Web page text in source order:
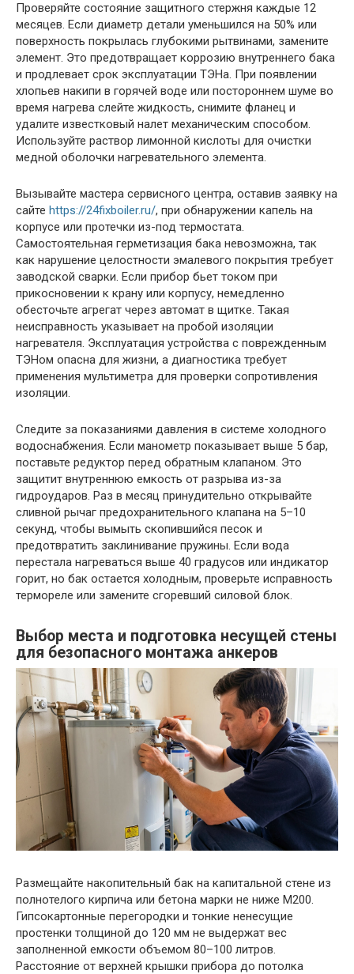
Проверяйте состояние защитного стержня каждые 12
месяцев. Если диаметр детали уменьшился на 50% или
поверхность покрылась глубокими рытвинами, замените
элемент. Это предотвращает коррозию внутреннего бака
и продлевает срок эксплуатации ТЭНа. При появлении
хлопьев накипи в горячей воде или постороннем шуме во
время нагрева слейте жидкость, снимите фланец и
удалите известковый налет механическим способом.
Используйте раствор лимонной кислоты для очистки
медной оболочки нагревательного элемента.
Вызывайте мастера сервисного центра, оставив заявку на
сайте https://24fixboiler.ru/, при обнаружении капель на
корпусе или протечки из-под термостата.
Самостоятельная герметизация бака невозможна, так
как нарушение целостности эмалевого покрытия требует
заводской сварки. Если прибор бьет током при
прикосновении к крану или корпусу, немедленно
обесточьте агрегат через автомат в щитке. Такая
неисправность указывает на пробой изоляции
нагревателя. Эксплуатация устройства с поврежденным
ТЭНом опасна для жизни, а диагностика требует
применения мультиметра для проверки сопротивления
изоляции.
Следите за показаниями давления в системе холодного
водоснабжения. Если манометр показывает выше 5 бар,
поставьте редуктор перед обратным клапаном. Это
защитит внутреннюю емкость от разрыва из-за
гидроударов. Раз в месяц принудительно открывайте
сливной рычаг предохранительного клапана на 5–10
секунд, чтобы вымыть скопившийся песок и
предотвратить заклинивание пружины. Если вода
перестала нагреваться выше 40 градусов или индикатор
горит, но бак остается холодным, проверьте исправность
термореле или замените сгоревший силовой блок.
Выбор места и подготовка несущей стены
для безопасного монтажа анкеров
Размещайте накопительный бак на капитальной стене из
полнотелого кирпича или бетона марки не ниже М200.
Гипсокартонные перегородки и тонкие ненесущие
простенки толщиной до 120 мм не выдержат вес
заполненной емкости объемом 80–100 литров.
Расстояние от верхней крышки прибора до потолка